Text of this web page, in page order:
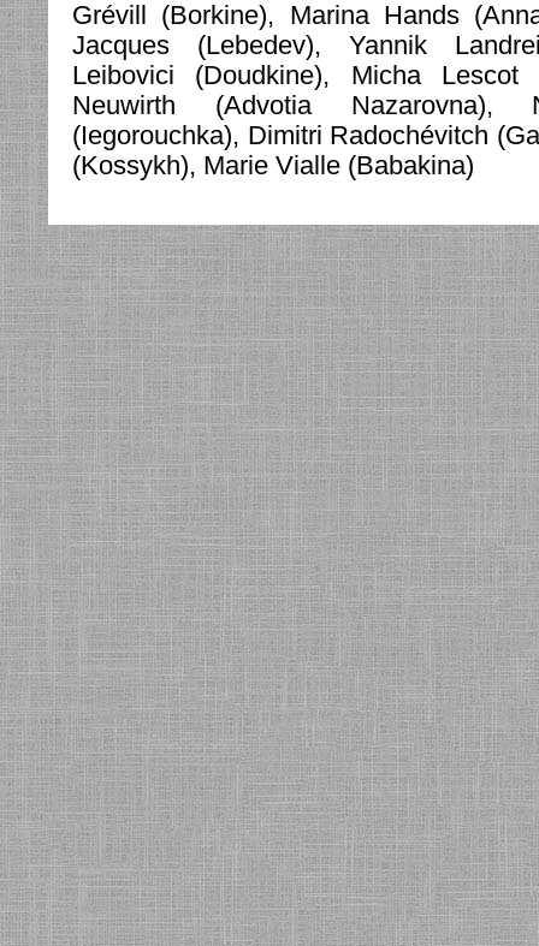
Grévill (Borkine), Marina Hands
Jacques (Lebedev), Yannik
Leibovici (Doudkine), Micha Lescot
Neuwirth (Advotia Nazarovna),
(Iegorouchka), Dimitri Radochévitch
(Kossykh), Marie Vialle (Babakina)